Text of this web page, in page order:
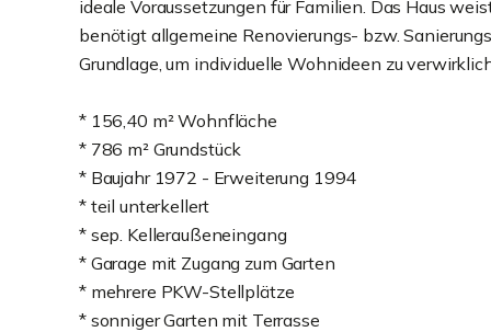
ideale Voraussetzungen für Familien. Das Haus
benötigt allgemeine Renovierungs- bzw.
Grundlage, um individuelle Wohnideen zu
* 156,40 m² Wohnfläche
* 786 m² Grundstück
* Baujahr 1972 - Erweiterung 1994
* teil unterkellert
* sep. Kelleraußeneingang
* Garage mit Zugang zum Garten
* mehrere PKW-Stellplätze
* sonniger Garten mit Terrasse